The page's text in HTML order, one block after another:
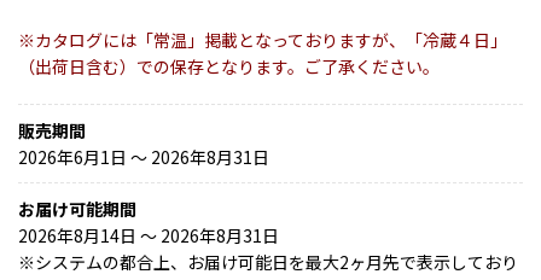
※カタログには「常温」掲載となっておりますが、「冷蔵４日」
（出荷日含む）での保存となります。ご了承ください。
販売期間
2026年6月1日 〜 2026年8月31日
お届け可能期間
2026年8月14日 ～ 2026年8月31日
※システムの都合上、お届け可能日を最大2ヶ月先で表示しており